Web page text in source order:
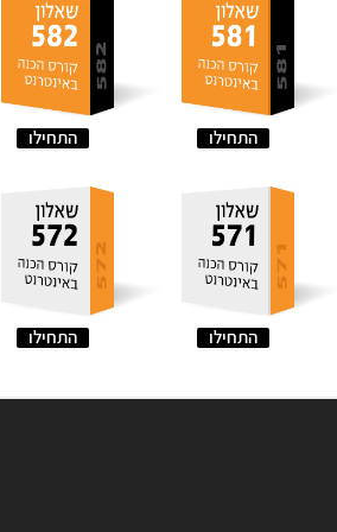
התחילו התחילו
התחילו התחילו